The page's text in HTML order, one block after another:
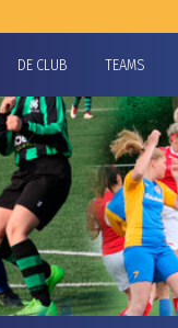
DE CLUB TEAMS